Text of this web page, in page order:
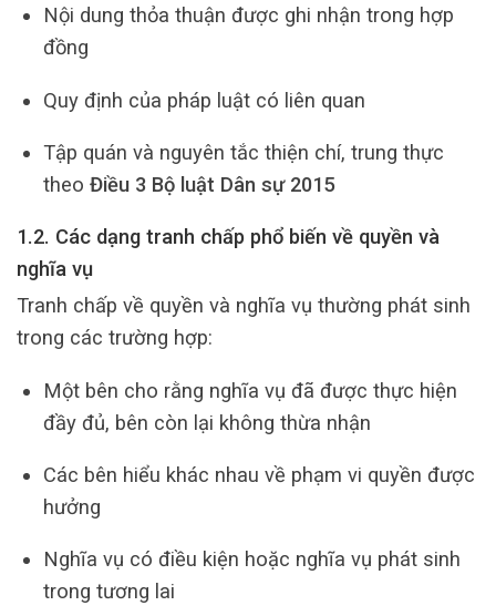
Nội dung thỏa thuận được ghi nhận trong hợp
đồng
Quy định của pháp luật có liên quan
Tập quán và nguyên tắc thiện chí, trung thực
theo Điều 3 Bộ luật Dân sự 2015
1.2. Các dạng tranh chấp phổ biến về quyền và
nghĩa vụ
Tranh chấp về quyền và nghĩa vụ thường phát sinh
trong các trường hợp:
Một bên cho rằng nghĩa vụ đã được thực hiện
đầy đủ, bên còn lại không thừa nhận
Các bên hiểu khác nhau về phạm vi quyền được
hưởng
Nghĩa vụ có điều kiện hoặc nghĩa vụ phát sinh
trong tương lai